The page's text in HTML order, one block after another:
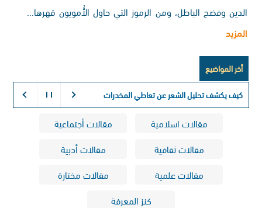
الدين وفضح الباطل، ومن الرموز التي حاول الأُمويون قهرها...
المزيد
أخر المواضيع
كيف يكشف تحليل الشعر عن تعاطي المخدرات:
التفسير الكيميائي ل
مقالات اسلامية
مقالات أجتماعية
مقالات ثقافية
مقالات أدبية
مقالات علمية
مقالات مختارة
كنز المعرفة